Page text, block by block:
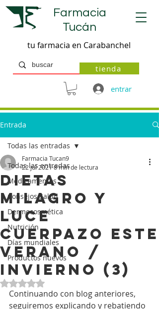
entrar
Farmacia
Tucán
tu farmacia en Carabanchel
tienda
Entrada
Todas las entradas
Medicamentos
Consejos Salud
Dermocosmética
Nutrición
Días mundiales
Productos nuevos
Todas las entradas
DIETAS
MILAGRO Y
LUCE
CUERPAZO ESTE
VERANO /
INVIERNO (3)
Farmacia Tucan9
22 jul 20218 min de lectura
Obtuvo NaN de 5 estrellas.
Continuando con blog anteriores,
seguiremos explicando y rebatiendo